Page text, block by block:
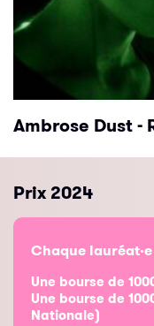
Ambrose Dust -
Prix 2024
Chaque
Une bourse de
Une bourse de
Nationale)